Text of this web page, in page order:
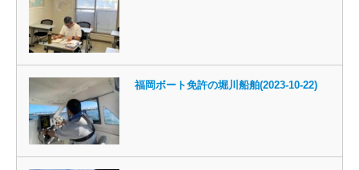
福岡ボート免許の堀川船舶(2023-10-22)